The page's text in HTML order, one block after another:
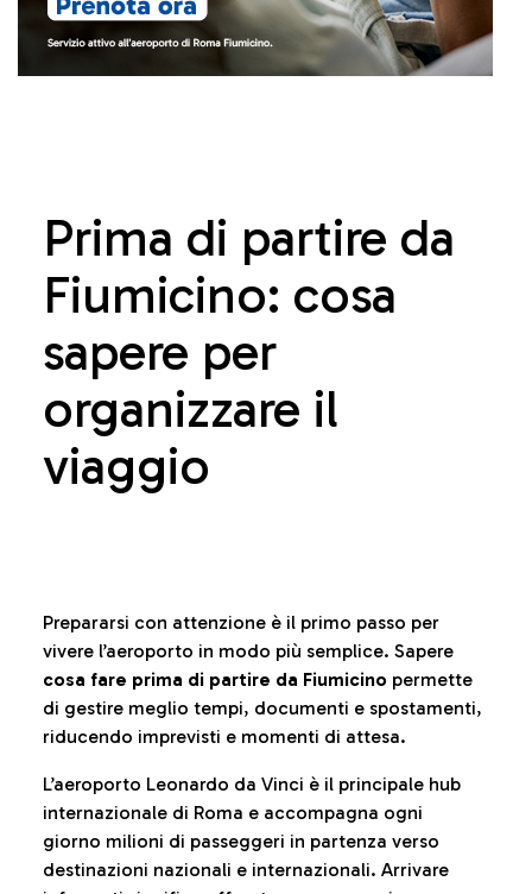
Prima di partire da
Fiumicino: cosa
sapere per
organizzare il
viaggio
Prepararsi con attenzione è il primo passo per
vivere l’aeroporto in modo più semplice. Sapere
cosa fare prima di partire da Fiumicino permette
di gestire meglio tempi, documenti e spostamenti,
riducendo imprevisti e momenti di attesa.
L’aeroporto Leonardo da Vinci è il principale hub
internazionale di Roma e accompagna ogni
giorno milioni di passeggeri in partenza verso
destinazioni nazionali e internazionali. Arrivare